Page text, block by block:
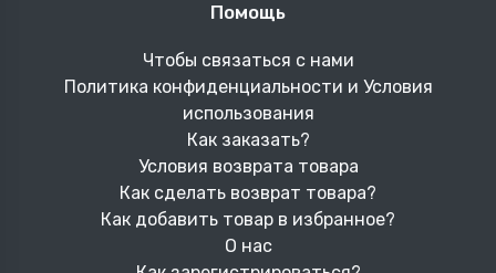
Помощь
Чтобы связаться с нами
Политика конфиденциальности и Условия
использования
Как заказать?
Условия возврата товара
Как сделать возврат товара?
Как добавить товар в избранное?
О нас